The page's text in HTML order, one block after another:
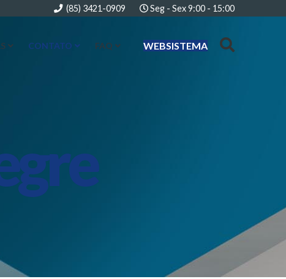
(85) 3421-0909 Seg - Sex 9:00 - 15:00
WEBSISTEMA
CONTATO FAQ